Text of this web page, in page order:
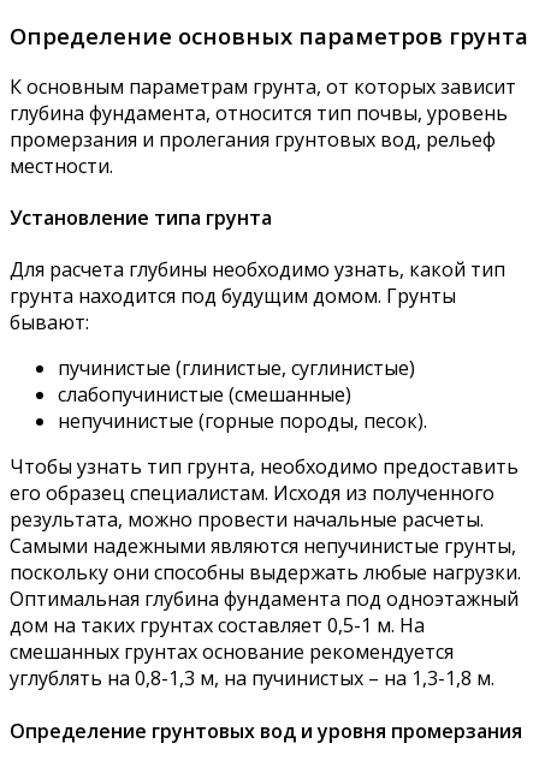
Определение основных параметров грунта
К основным параметрам грунта, от которых зависит
глубина фундамента, относится тип почвы, уровень
промерзания и пролегания грунтовых вод, рельеф
местности.
Установление типа грунта
Для расчета глубины необходимо узнать, какой тип
грунта находится под будущим домом. Грунты
бывают:
пучинистые (глинистые, суглинистые)
слабопучинистые (смешанные)
непучинистые (горные породы, песок).
Чтобы узнать тип грунта, необходимо предоставить
его образец специалистам. Исходя из полученного
результата, можно провести начальные расчеты.
Самыми надежными являются непучинистые грунты,
поскольку они способны выдержать любые нагрузки.
Оптимальная глубина фундамента под одноэтажный
дом на таких грунтах составляет 0,5-1 м. На
смешанных грунтах основание рекомендуется
углублять на 0,8-1,3 м, на пучинистых – на 1,3-1,8 м.
Определение грунтовых вод и уровня промерзания